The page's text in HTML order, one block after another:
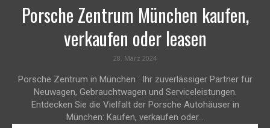
Porsche Zentrum München kaufen,
verkaufen oder leasen
28. März 2024
Porsche Zentrum in München : Ihr zuverlässiger Partner für
Neuwagen, Gebrauchtwagen und Serviceleistungen.
Entdecken Sie die Vielfalt der Porsche Autohäuser in
München: Kaufen, verkaufen oder...